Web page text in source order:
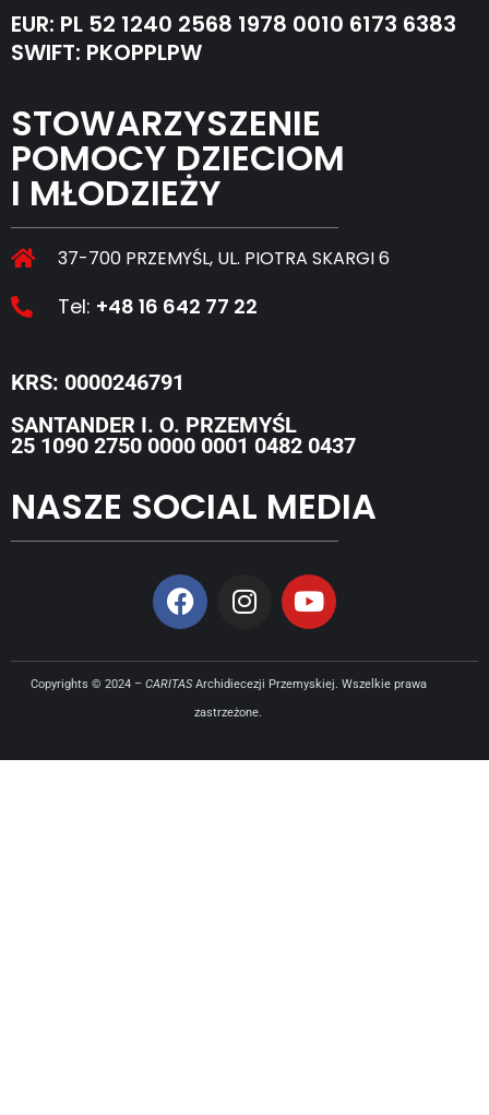
EUR: PL 52 1240 2568 1978 0010 6173 6383
SWIFT: PKOPPLPW
STOWARZYSZENIE
POMOCY DZIECIOM
I MŁODZIEŻY
37-700 PRZEMYŚL, UL. PIOTRA SKARGI 6
Tel: +48 16 642 77 22
KRS: 0000246791
SANTANDER I. O. PRZEMYŚL
25 1090 2750 0000 0001 0482 0437
NASZE SOCIAL MEDIA
Copyrights © 2024 – CARITASArchidiecezji Przemyskiej. Wszelkie prawa
zastrzeżone.